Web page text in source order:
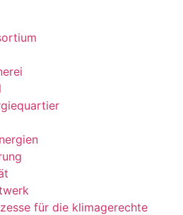
für die klimagerechte